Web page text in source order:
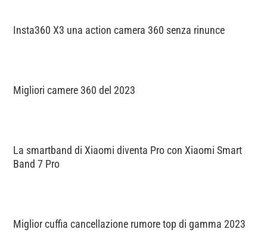
Insta360 X3 una action camera 360 senza rinunce
Migliori camere 360 del 2023
La smartband di Xiaomi diventa Pro con Xiaomi Smart
Band 7 Pro
Miglior cuffia cancellazione rumore top di gamma 2023